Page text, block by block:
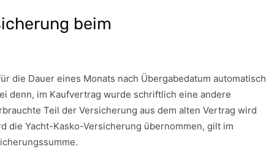
beim
die Dauer eines Monats nach Übergabedatum automatisch
denn, im Kaufvertrag wurde schriftlich eine andere
Teil der Versicherung aus dem alten Vertrag wird
die Yacht-Kasko-Versicherung übernommen, gilt im